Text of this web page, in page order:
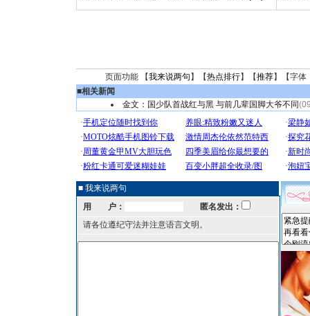
页面功能 【我来说两句 】【热点排行】【推荐】【字体
■相关新闻
金文：国少队首战红与黑 与前几辈国脚大爷不同
■ 我来说两句
用 户：
匿名发出：
请各位遵纪守法并注意语言文明。